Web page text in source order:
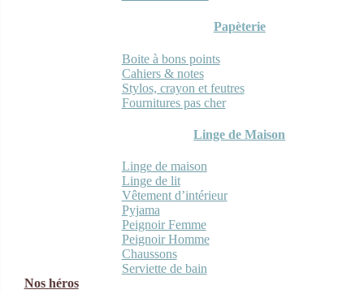
Papèterie
Boite à bons points
Cahiers & notes
Stylos, crayon et feutres
Fournitures pas cher
Linge de Maison
Linge de maison
Linge de lit
Vêtement d’intérieur
Pyjama
Peignoir Femme
Peignoir Homme
Chaussons
Serviette de bain
Nos héros